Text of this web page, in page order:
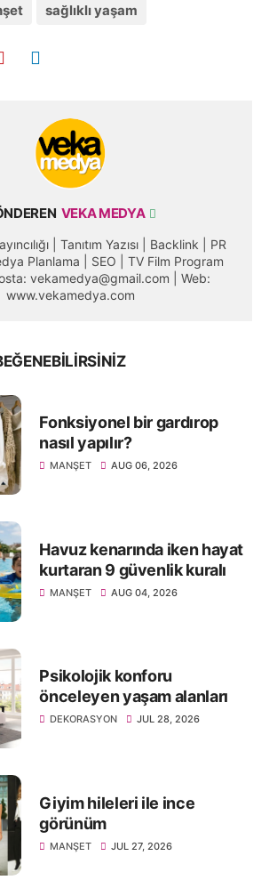
sağlıklı yaşam
VEKA MEDYA
| Tanıtım Yazısı | Backlink | PR
Planlama | SEO | TV Film Program
vekamedya@gmail.com | Web:
www.vekamedya.com
Fonksiyonel bir gardırop
nasıl yapılır?
MANŞET AUG 06, 2026
Havuz kenarında iken hayat
kurtaran 9 güvenlik kuralı
MANŞET AUG 04, 2026
Psikolojik konforu
önceleyen yaşam alanları
DEKORASYON JUL 28, 2026
Giyim hileleri ile ince
görünüm
MANŞET JUL 27, 2026